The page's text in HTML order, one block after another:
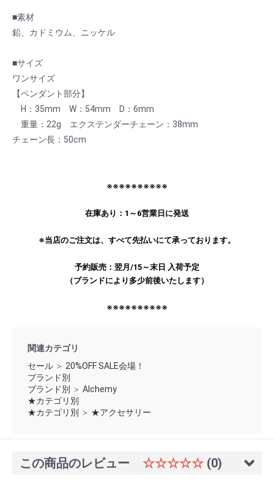
■素材
鉛、カドミウム、ニッケル
■サイズ
ワンサイズ
【ペンダント部分】
H：35mm W：54mm D：6mm
重量：22g エクステンダーチェーン：38mm
チェーン長：50cm
※※※※※※※※※※
在庫あり：1～6営業日に発送
※当店のご注文は、すべて先払いにて承っております。
予約販売：翌月/15～末日 入荷予定
（ブランドにより多少前後いたします）
※※※※※※※※※※
関連カテゴリ
セール ＞ 20%OFF SALE会場！
ブランド別
ブランド別 ＞ Alchemy
★カテゴリ別
★カテゴリ別 ＞ ★アクセサリー
この商品のレビュー ☆☆☆☆☆ (0)